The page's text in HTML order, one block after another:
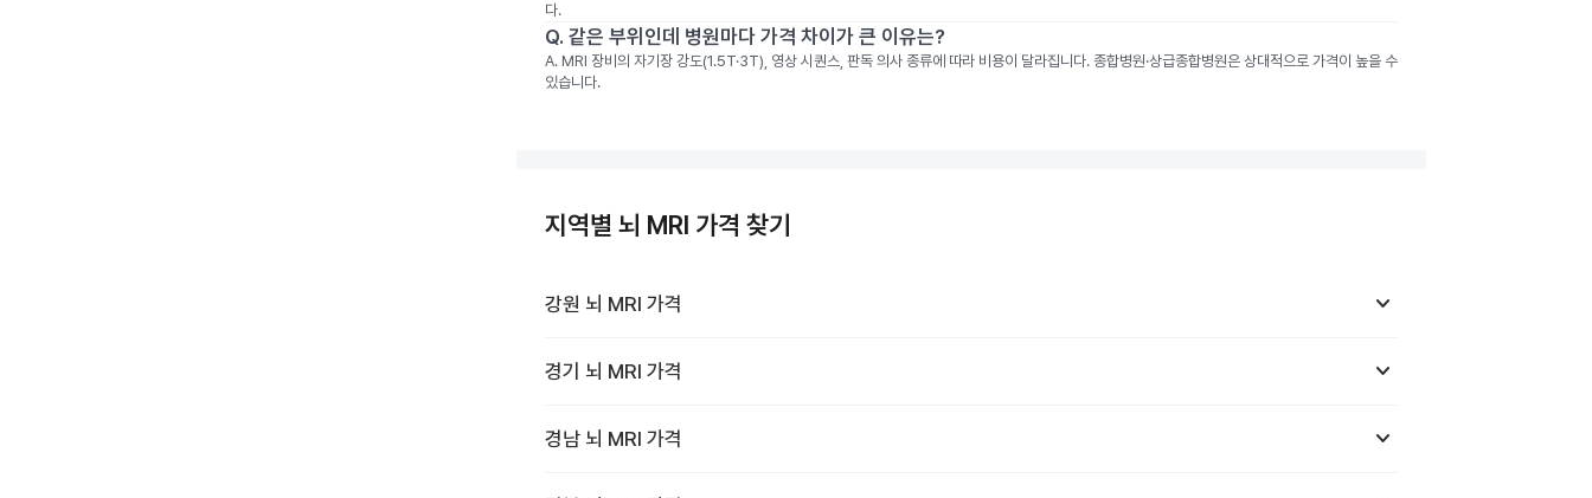
다.
Q. 같은 부위인데 병원마다 가격 차이가 큰 이유는?
A. MRI 장비의 자기장 강도(1.5T·3T), 영상 시퀀스, 판독 의사 종류에 따라 비용이 달라집니다. 종합병원·상급종합병원은 상대적으로 가격이 높을 수
있습니다.
지역별 뇌 MRI 가격 찾기
강원 뇌 MRI 가격 keyboard_arrow_down
경기 뇌 MRI 가격 keyboard_arrow_down
경남 뇌 MRI 가격 keyboard_arrow_down